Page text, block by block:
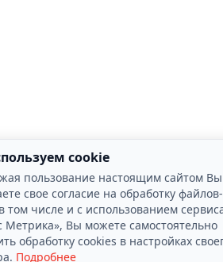
cookie
пользование настоящим сайтом Вы
свое согласие на обработку файлов-
том числе и с использованием
Метрика», Вы можете самостоятельно
обработку cookies в настройках
Подробнее